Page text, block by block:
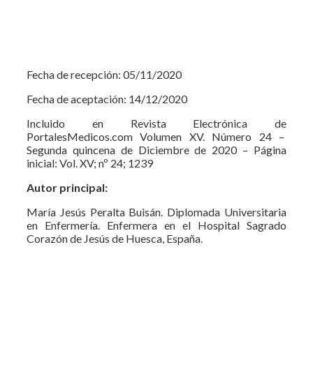
Fecha de recepción: 05/11/2020
Fecha de aceptación: 14/12/2020
Incluido en Revista Electrónica de
PortalesMedicos.com Volumen XV. Número 24 –
Segunda quincena de Diciembre de 2020 – Página
inicial: Vol. XV; nº 24; 1239
Autor principal:
María Jesús Peralta Buisán. Diplomada Universitaria
en Enfermería. Enfermera en el Hospital Sagrado
Corazón de Jesús de Huesca, España.